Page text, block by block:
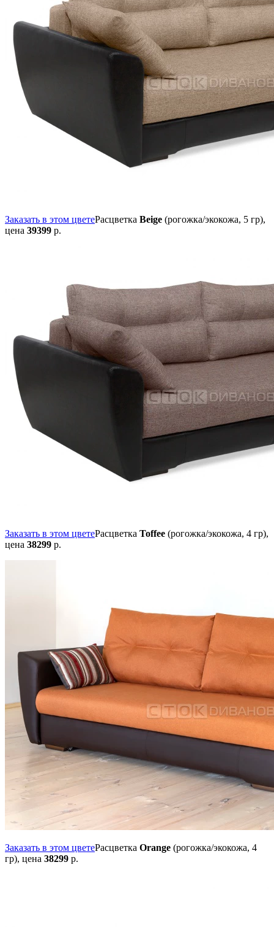
Заказать в этом цветеРасцветка Beige (рогожка/экокожа, 5 гр),
цена 39399 р.
Заказать в этом цветеРасцветка Toffee (рогожка/экокожа, 4 гр),
цена 38299 р.
Заказать в этом цветеРасцветка Orange (рогожка/экокожа, 4
гр), цена 38299 р.